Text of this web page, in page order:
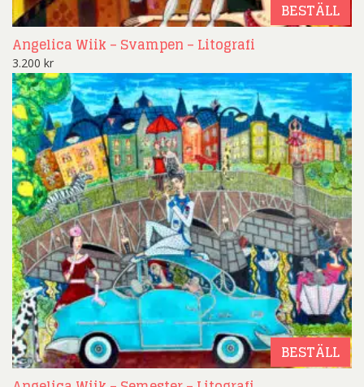
BESTÄLL
Angelica Wiik – Svampen – Litografi
3.200 kr
BESTÄLL